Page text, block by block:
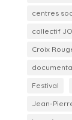
centres
collectif
Croix
Festival
Jean-